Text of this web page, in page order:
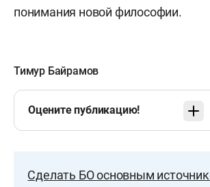
понимания новой философии.
Тимур Байрамов
Оцените публикацию!
Сделать БО основным